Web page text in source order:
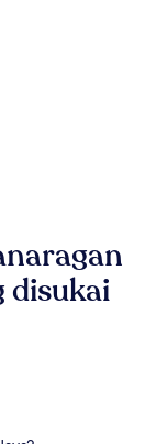
disukai